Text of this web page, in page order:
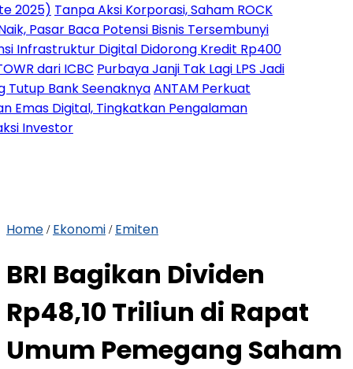
Tanpa Aksi Korporasi, Saham ROCK
Baca Potensi Bisnis Tersembunyi
Digital Didorong Kredit Rp400
ICBCPurbaya Janji Tak Lagi LPS Jadi
SeenaknyaANTAM Perkuat
Digital, Tingkatkan Pengalaman
Home / Ekonomi / Emiten
BRI Bagikan Dividen
Rp48,10 Triliun di Rapat
Umum Pemegang Saham